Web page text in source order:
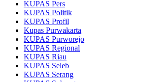
KUPAS Pers
KUPAS Politik
KUPAS Profil
Kupas Purwakarta
KUPAS Purworejo
KUPAS Regional
KUPAS Riau
KUPAS Seleb
KUPAS Serang